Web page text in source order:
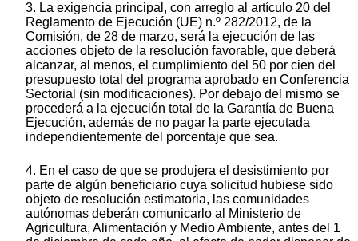
3. La exigencia principal, con arreglo al artículo 20 del
Reglamento de Ejecución (UE) n.º 282/2012, de la
Comisión, de 28 de marzo, será la ejecución de las
acciones objeto de la resolución favorable, que deberá
alcanzar, al menos, el cumplimiento del 50 por cien del
presupuesto total del programa aprobado en Conferencia
Sectorial (sin modificaciones). Por debajo del mismo se
procederá a la ejecución total de la Garantía de Buena
Ejecución, además de no pagar la parte ejecutada
independientemente del porcentaje que sea.
4. En el caso de que se produjera el desistimiento por
parte de algún beneficiario cuya solicitud hubiese sido
objeto de resolución estimatoria, las comunidades
autónomas deberán comunicarlo al Ministerio de
Agricultura, Alimentación y Medio Ambiente, antes del 1